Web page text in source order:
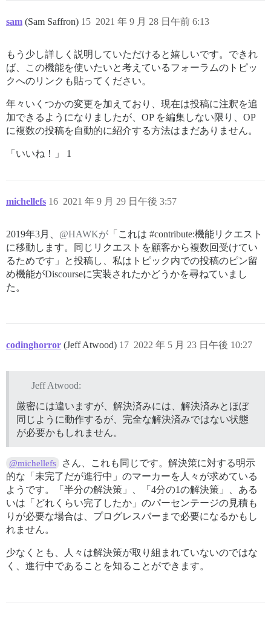
sam (Sam Saffron) 2021 年 9 月 28 日午前 6:13
15
もう少し詳しく説明していただけると嬉しいです。できれ
ば、この機能を使いたいと考えているフォーラムのトピッ
クへのリンクも貼ってください。
年々いくつかの変更を加えており、現在は投稿に注釈を追
加できるようになりましたが、OP を編集しない限り、OP
に複数の投稿を自動的に紹介する方法はまだありません。
「いいね！」 1
michellefs 2021 年 9 月 29 日午後 3:57
16
2019年3月、 @HAWKが 「これは #contribute:機能リクエスト
に移動します。同じリクエストを顧客から複数回受けてい
るためです」と投稿し、私はトピック内での投稿のピン留
め機能がDiscourseに実装されたかどうかを尋ねていまし
た。
codinghorror (Jeff Atwood) 2022 年 5 月 23 日午後 10:27
17
Jeff Atwood:
厳密には違いますが、解決済みには、解決済みとほぼ
同じように動作するが、完全な解決済みではない状態
が必要かもしれません。
@michellefs
さん、これも同じです。解決策に対する明示
的な「未完了だが進行中」のマーカーを人々が求めている
ようです。「半分の解決策」、「4分の1の解決策」、ある
いは「どれくらい完了したか」のパーセンテージの見積も
りが必要な場合は、プログレスバーまで必要になるかもし
れません。
少なくとも、人々は解決策が取り組まれていないのではな
く、進行中であることを知ることができます。